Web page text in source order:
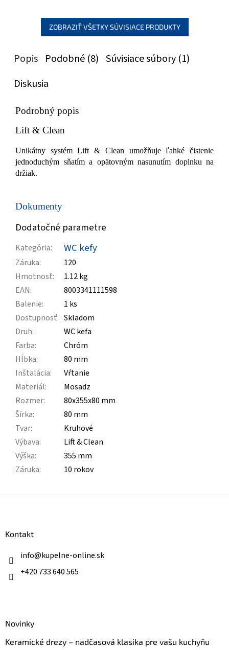
pohodlí. S...
ZOBRAZIŤ VŠETKY SÚVISIACE PRODUKTY
Popis Podobné (8) Súvisiace súbory (1)
Diskusia
Podrobný popis
Lift & Clean
Unikátny systém Lift & Clean umožňuje ľahké čistenie
jednoduchým sňatím a opätovným nasunutím doplnku na
držiak.
Dokumenty
Dodatočné parametre
Kategória: WC kefy
Záruka:
120
Hmotnosť:
1.12 kg
EAN:
8003341111598
Balenie:
1 ks
Dostupnosť: Skladom
Druh:
WC kefa
Farba:
Chróm
Hĺbka:
80 mm
Inštalácia:
Vŕtanie
Materiál:
Mosadz
Rozmer:
80x355x80 mm
Šírka:
80 mm
Tvar:
Kruhové
Výbava:
Lift & Clean
Výška:
355 mm
Záruka: 10 rokov
Kontakt
info@kupelne-online.sk
+420 733 640 565
Novinky
Keramické drezy – nadčasová klasika pre vašu kuchyňu